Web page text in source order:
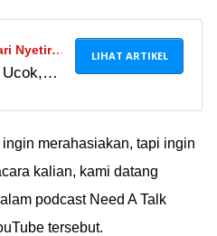
Nyetir
12
Ucok,
deh...
LIHAT ARTIKEL
merahasiakan, tapi ingin
kalian, kami datang
podcast Need A Talk
tersebut.